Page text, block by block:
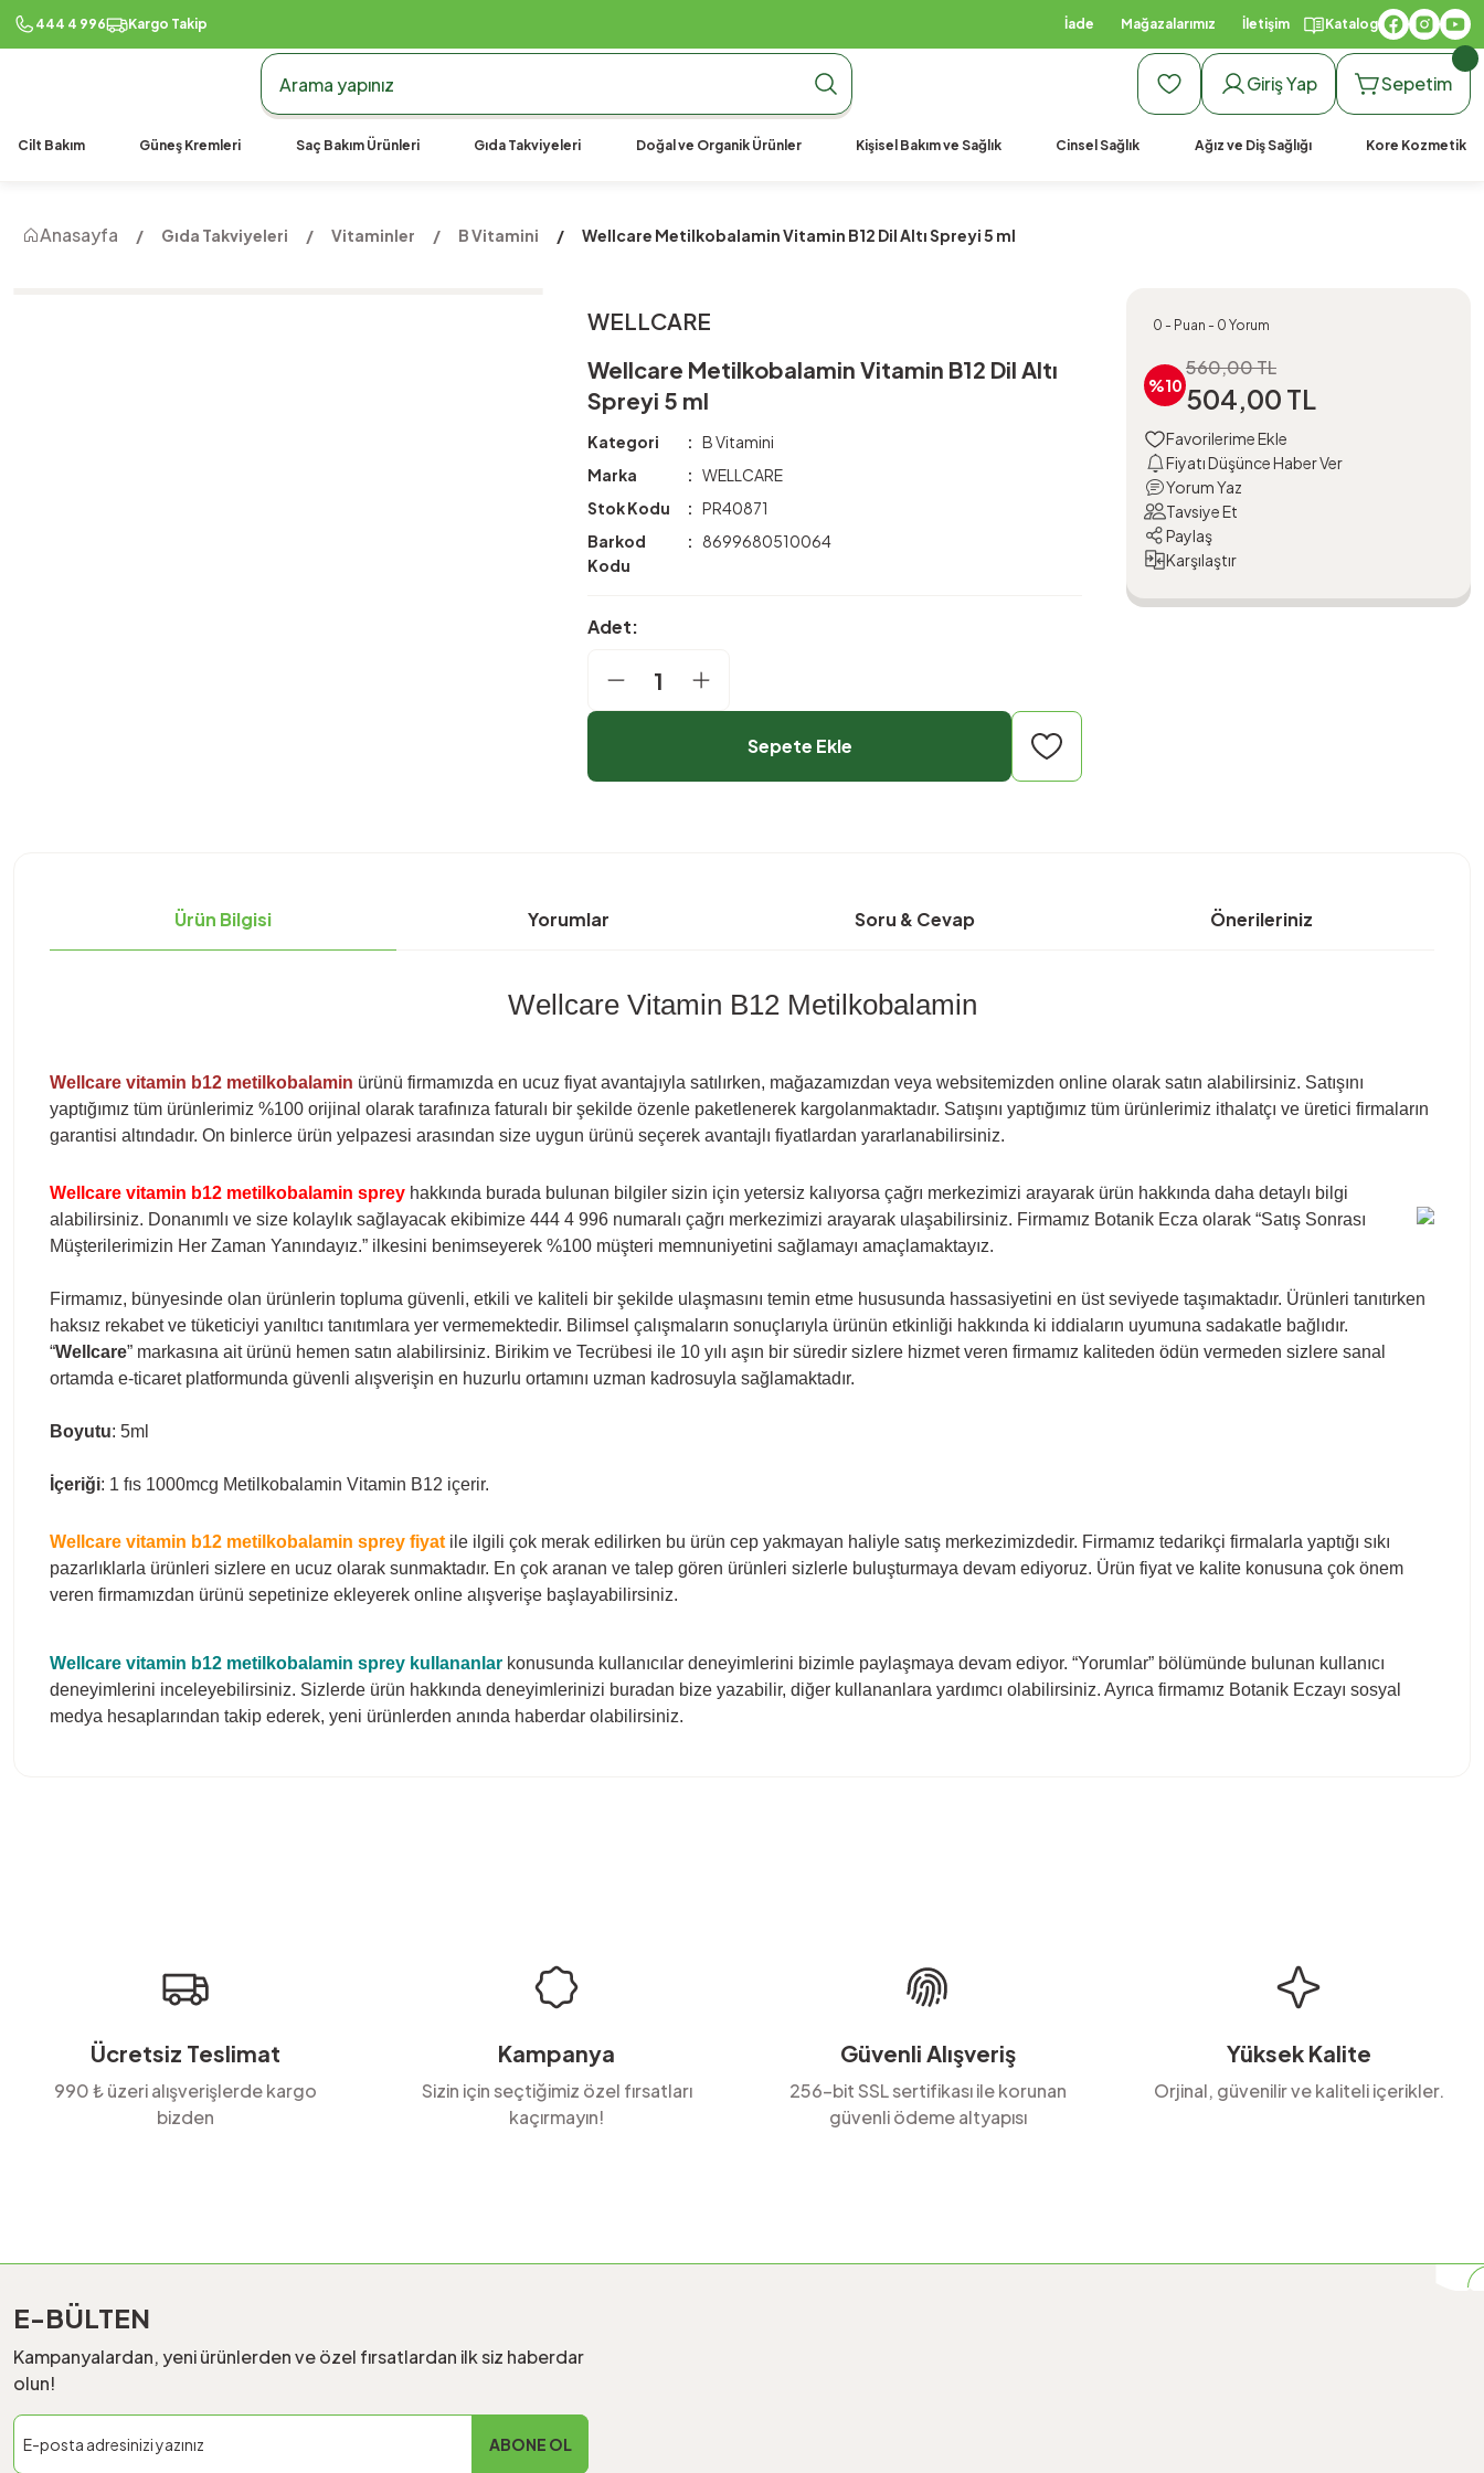
444 4 996 Kargo Takip
990 TL Üzeri Ücretsiz Kargo990 TL Üzeri Ücretsiz Kargo
İade Mağazalarımız İletişim Katalog
Giriş Yap Sepetim
Cilt Bakım Güneş Kremleri Saç Bakım Ürünleri Gıda Takviyeleri Doğal ve Organik Ürünler Kişisel Bakım ve Sağlık Cinsel Sağlık Ağız ve Diş Sağlığı Kore Kozmetik
Anasayfa Gıda Takviyeleri Vitaminler B Vitamini Wellcare Metilkobalamin Vitamin B12 Dil Altı Spreyi 5 ml
WELLCARE
Wellcare Metilkobalamin Vitamin B12 Dil Altı
Spreyi 5 ml
Kategori
B Vitamini
Marka
WELLCARE
Stok Kodu
PR40871
Barkod
Kodu
8699680510064
Adet:
Sepete Ekle
0 - Puan - 0 Yorum
%10
560,00 TL
504,00 TL
Fiyatı Düşünce Haber Ver
Yorum Yaz
Tavsiye Et
Paylaş
Karşılaştır
Ürün Bilgisi Yorumlar Soru & Cevap Önerileriniz
Wellcare Vitamin B12 Metilkobalamin
Wellcare vitamin b12 metilkobalamin ürünü firmamızda en ucuz fiyat avantajıyla satılırken, mağazamızdan veya websitemizden online olarak satın alabilirsiniz. Satışını
yaptığımız tüm ürünlerimiz %100 orijinal olarak tarafınıza faturalı bir şekilde özenle paketlenerek kargolanmaktadır. Satışını yaptığımız tüm ürünlerimiz ithalatçı ve üretici firmaların
garantisi altındadır. On binlerce ürün yelpazesi arasından size uygun ürünü seçerek avantajlı fiyatlardan yararlanabilirsiniz.
Wellcare vitamin b12 metilkobalamin sprey hakkında burada bulunan bilgiler sizin için yetersiz kalıyorsa çağrı merkezimizi arayarak ürün hakkında daha detaylı bilgi
alabilirsiniz. Donanımlı ve size kolaylık sağlayacak ekibimize 444 4 996 numaralı çağrı merkezimizi arayarak ulaşabilirsiniz. Firmamız Botanik Ecza olarak “Satış Sonrası
Müşterilerimizin Her Zaman Yanındayız.” ilkesini benimseyerek %100 müşteri memnuniyetini sağlamayı amaçlamaktayız.
Firmamız, bünyesinde olan ürünlerin topluma güvenli, etkili ve kaliteli bir şekilde ulaşmasını temin etme hususunda hassasiyetini en üst seviyede taşımaktadır. Ürünleri tanıtırken
haksız rekabet ve tüketiciyi yanıltıcı tanıtımlara yer vermemektedir. Bilimsel çalışmaların sonuçlarıyla ürünün etkinliği hakkında ki iddiaların uyumuna sadakatle bağlıdır.
“Wellcare” markasına ait ürünü hemen satın alabilirsiniz. Birikim ve Tecrübesi ile 10 yılı aşın bir süredir sizlere hizmet veren firmamız kaliteden ödün vermeden sizlere sanal
ortamda e-ticaret platformunda güvenli alışverişin en huzurlu ortamını uzman kadrosuyla sağlamaktadır.
Boyutu: 5ml
İçeriği: 1 fıs 1000mcg Metilkobalamin Vitamin B12 içerir.
Wellcare vitamin b12 metilkobalamin sprey fiyat ile ilgili çok merak edilirken bu ürün cep yakmayan haliyle satış merkezimizdedir. Firmamız tedarikçi firmalarla yaptığı sıkı
pazarlıklarla ürünleri sizlere en ucuz olarak sunmaktadır. En çok aranan ve talep gören ürünleri sizlerle buluşturmaya devam ediyoruz. Ürün fiyat ve kalite konusuna çok önem
veren firmamızdan ürünü sepetinize ekleyerek online alışverişe başlayabilirsiniz.
Wellcare vitamin b12 metilkobalamin sprey kullananlar konusunda kullanıcılar deneyimlerini bizimle paylaşmaya devam ediyor. “Yorumlar” bölümünde bulunan kullanıcı
deneyimlerini inceleyebilirsiniz. Sizlerde ürün hakkında deneyimlerinizi buradan bize yazabilir, diğer kullananlara yardımcı olabilirsiniz. Ayrıca firmamız Botanik Eczayı sosyal
medya hesaplarından takip ederek, yeni ürünlerden anında haberdar olabilirsiniz.
Bu ürüne benzer farklı alternatifler olmalı.
Ücretsiz Teslimat
990 ₺ üzeri alışverişlerde kargo
bizden
Kampanya
Sizin için seçtiğimiz özel fırsatları
kaçırmayın!
Güvenli Alışveriş
256-bit SSL sertifikası ile korunan
güvenli ödeme altyapısı
Yüksek Kalite
Orjinal, güvenilir ve kaliteli içerikler.
E-BÜLTEN
Kampanyalardan, yeni ürünlerden ve özel fırsatlardan ilk siz haberdar
olun!
ABONE OL